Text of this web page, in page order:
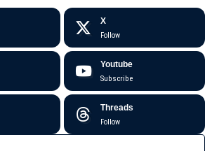
X
Follow
Youtube
Subscribe
Threads
Follow